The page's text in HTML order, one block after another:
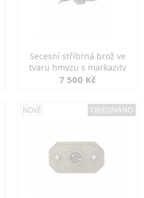
Secesní stříbrná brož ve
tvaru hmyzu s markazity
7 500 Kč
NOVÉ OBJEDNÁNO